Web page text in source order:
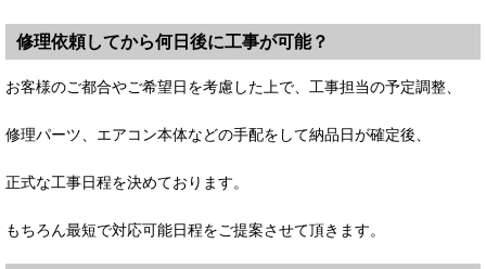
修理依頼してから何日後に工事が可能？
お客様のご都合やご希望日を考慮した上で、工事担当の予定調整、
修理パーツ、エアコン本体などの手配をして納品日が確定後、
正式な工事日程を決めております。
もちろん最短で対応可能日程をご提案させて頂きます。